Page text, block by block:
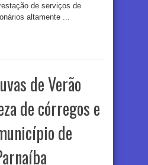
de serviços de
altamente ...
de Verão
de córregos e
de